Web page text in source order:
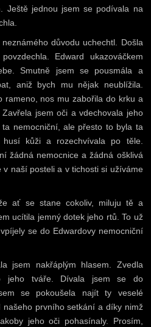
Ještě jednou jsem se podívala na
důvodu uchechtl. Došla
Edward ukazováčkem
Smutně jsem se pousmála a
aniž bych mu nějak neublížila.
rameno, nos mu zabořila do krku a
jsem oči a vdechovala jeho
nemocniční, ale přesto to byla ta
kůži a rozechvívala po těle.
žádná nemocnice a žádná ošklivá
naší posteli a v tichosti si užíváme
ať se stane cokoliv, miluju tě a
ucítila jemný dotek jeho rtů. To už
se do Edwardovy nemocniční
jsem nakřáplým hlasem. Zvedla
jeho tváře. Dívala jsem se do
se pokoušela najít ty veselé
našeho prvního setkání a díky nimž
jeho oči pohasínaly. Prosím,